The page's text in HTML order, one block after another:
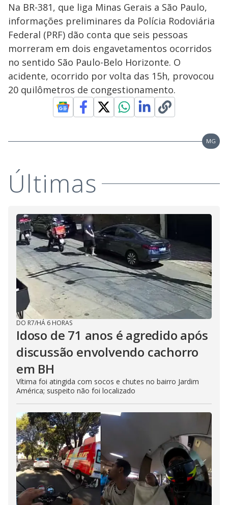
Na BR-381, que liga Minas Gerais a São Paulo,
informações preliminares da Polícia Rodoviária
Federal (PRF) dão conta que seis pessoas
morreram em dois engavetamentos ocorridos
no sentido São Paulo-Belo Horizonte. O
acidente, ocorrido por volta das 15h, provocou
20 quilômetros de congestionamento.
MG
Últimas
DO R7/HÁ 6 HORAS
Idoso de 71 anos é agredido após
discussão envolvendo cachorro
em BH
Vítima foi atingida com socos e chutes no bairro Jardim
América; suspeito não foi localizado